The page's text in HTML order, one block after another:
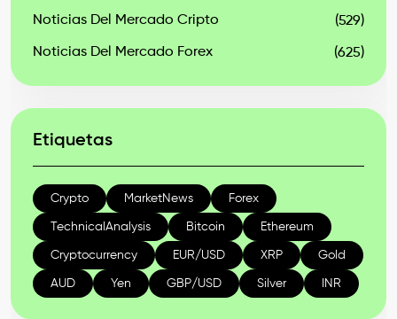
Noticias Del Mercado Cripto (529)
Noticias Del Mercado Forex (625)
Etiquetas
Crypto MarketNews Forex
TechnicalAnalysis Bitcoin Ethereum
Cryptocurrency EUR/USD XRP Gold
AUD Yen GBP/USD Silver INR